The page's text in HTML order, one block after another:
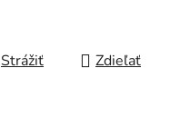
Strážiť Zdieľať